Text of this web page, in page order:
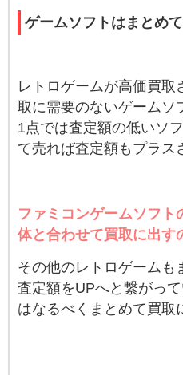
ゲームソフトはまとめ
レトロゲームが高価買取
取に需要のないゲームソ
1点では査定額の低いソ
て売れば査定額もプラス
ファミコンゲームソフト
体と合わせて買取に出す
その他のレトロゲームも
査定額をUPへと繋がっ
はなるべくまとめて買取